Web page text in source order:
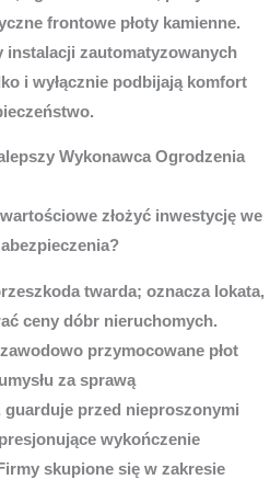
frontowe płoty kamienne.
instalacji zautomatyzowanych
i wyłącznie podbijają komfort
Wykonawca Ogrodzenia
złożyć inwestycję we
twarda; oznacza lokata,
ceny dóbr nieruchomych.
przymocowane płot
za sprawą
przed nieproszonymi
wykończenie
skupione się w zakresie